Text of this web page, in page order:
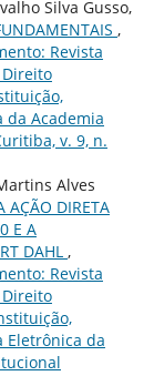
Silva Gusso,
,
Revista
da Academia
v. 9, n.
Alves
AÇÃO DIRETA
E A
DAHL ,
Revista
Eletrônica da